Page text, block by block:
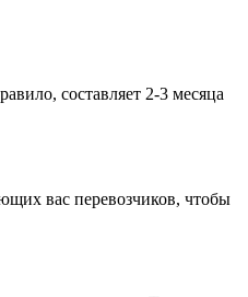
составляет 2-3 месяца
вас перевозчиков, чтобы